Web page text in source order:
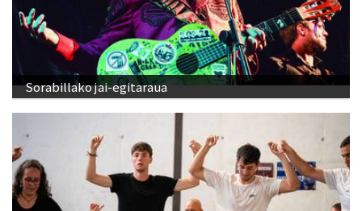
Sorabillako jai-egitaraua